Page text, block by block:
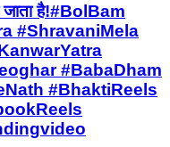
जाता है!#BolBam
#ShravaniMela
#BabaDham
#BhaktiReels